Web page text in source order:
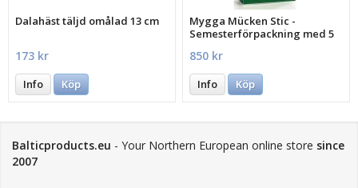
Dalahäst täljd omålad 13 cm
173 kr
Info Köp
Mygga Mücken Stic -
Semesterförpackning med 5
850 kr
Info Köp
Balticproducts.eu - Your Northern European online store since
2007